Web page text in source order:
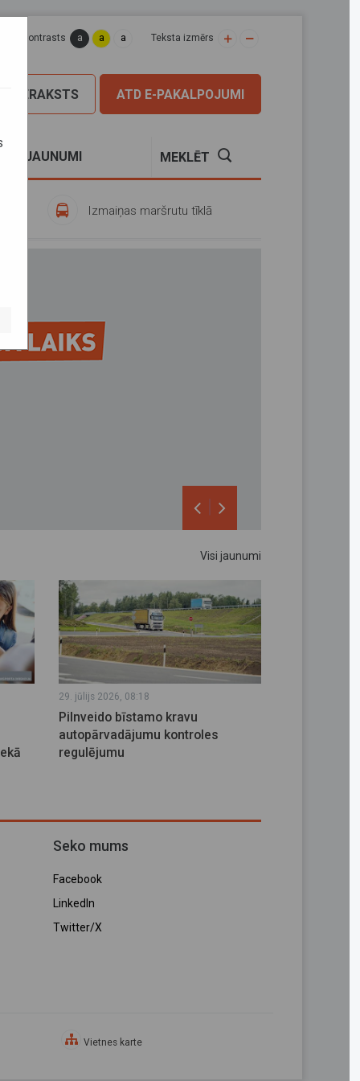
kontrasts a a a Teksta izmērs
ATD E-PAKALPOJUMI
PIERAKSTS
JAUNUMI MEKLĒT
Izmaiņas maršrutu tīklā
29. jūlijs 2026, 08:18
Pilnveido bīstamo kravu
autopārvadājumu kontroles
regulējumu
Seko mums
Facebook
LinkedIn
Twitter/X
Vietnes karte